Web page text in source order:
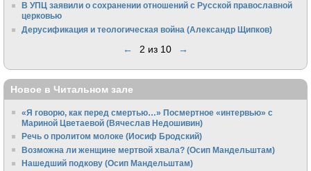
В УПЦ заявили о сохранении отношений с Русской православной
церковью
Дерусификация и теологическая война (Александр Щипков)
← 2 из 10 →
Новое в Читальном зале
«Я говорю, как перед смертью…» Посмертное «интервью» с
Мариной Цветаевой (Вячеслав Недошивин)
Речь о пролитом молоке (Иосиф Бродский)
Возможна ли женщине мертвой хвала? (Осип Мандельштам)
Нашедший подкову (Осип Мандельштам)